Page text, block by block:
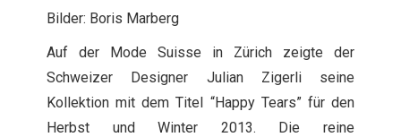
Bilder: Boris Marberg
Auf der Mode Suisse in Zürich zeigte der
Schweizer Designer Julian Zigerli seine
Kollektion mit dem Titel “Happy Tears” für den
Herbst und Winter 2013. Die reine